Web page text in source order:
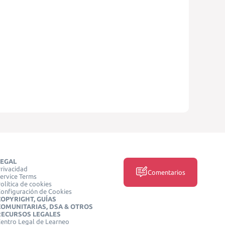
Terms
de cookies
de Cookies
GUÍAS
DSA & OTROS
LEGALES
Legal de Learneo
Comentarios